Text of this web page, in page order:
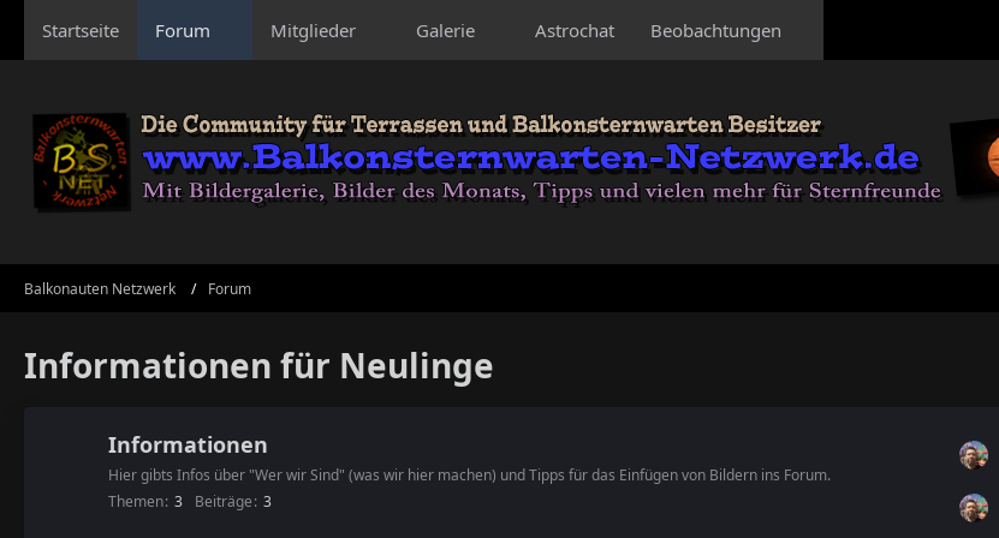
Startseite Forum Mitglieder Galerie Astrochat Beobachtungen
Balkonauten Netzwerk Forum
Informationen für Neulinge
Informationen
Hier gibts Infos über "Wer wir Sind" (was wir hier machen) und Tipps für das Einfügen von Bildern ins Forum.
Themen 3 Beiträge 3
L
e
t
z